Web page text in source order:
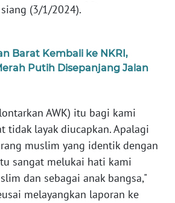
(3/1/2024).
Barat Kembali ke NKRI,
Putih Disepanjang Jalan
AWK) itu bagi kami
tidak layak diucapkan. Apalagi
muslim yang identik dengan
sangat melukai hati kami
dan sebagai anak bangsa,"
melayangkan laporan ke